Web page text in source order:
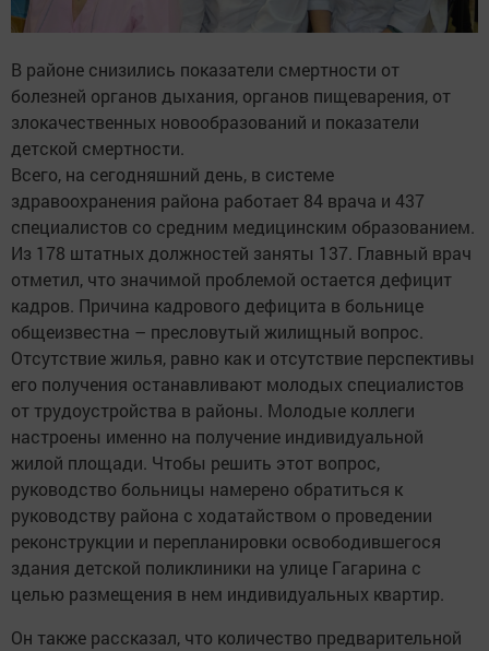
В районе снизились показатели смертности от
болезней органов дыхания, органов пищеварения, от
злокачественных новообразований и показатели
детской смертности.
Всего, на сегодняшний день, в системе
здравоохранения района работает 84 врача и 437
специалистов со средним медицинским образованием.
Из 178 штатных должностей заняты 137. Главный врач
отметил, что значимой проблемой остается дефицит
кадров. Причина кадрового дефицита в больнице
общеизвестна – пресловутый жилищный вопрос.
Отсутствие жилья, равно как и отсутствие перспективы
его получения останавливают молодых специалистов
от трудоустройства в районы. Молодые коллеги
настроены именно на получение индивидуальной
жилой площади. Чтобы решить этот вопрос,
руководство больницы намерено обратиться к
руководству района с ходатайством о проведении
реконструкции и перепланировки освободившегося
здания детской поликлиники на улице Гагарина с
целью размещения в нем индивидуальных квартир.
Он также рассказал, что количество предварительной